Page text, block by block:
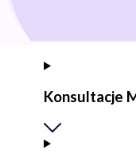
Konsultacje